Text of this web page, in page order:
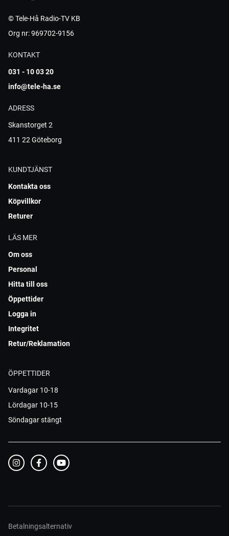
© Tele-Hå Radio-TV KB
Org nr: 969702-9156
KONTAKT
031 - 10 03 20
info@tele-ha.se
ADRESS
Skanstorget 2
411 22 Göteborg
KUNDTJÄNST
Kontakta oss
Köpvillkor
Returer
LÄS MER
Om oss
Personal
Hitta till oss
Öppettider
Logga in
Integritet
Retur/Reklamation
ÖPPETTIDER
Vardagar 10-18
Lördagar 10-15
Söndagar stängt
Betalningsalternativ